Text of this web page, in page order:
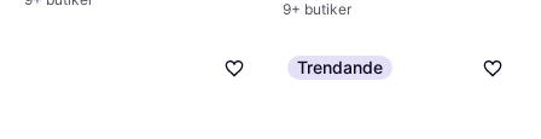
9+ butiker
Trendande